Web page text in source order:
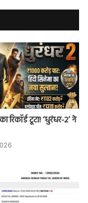
रिकॉर्ड टूटा! ‘धुरंधर-2’ ने